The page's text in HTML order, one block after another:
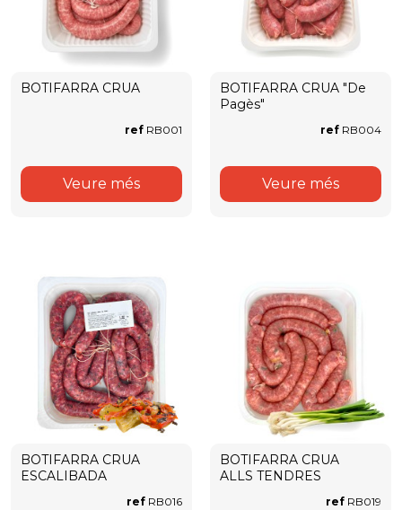
BOTIFARRA CRUA
ref RB001
Veure més
BOTIFARRA CRUA "De
Pagès"
ref RB004
Veure més
BOTIFARRA CRUA
ESCALIBADA
ref RB016
BOTIFARRA CRUA
ALLS TENDRES
ref RB019